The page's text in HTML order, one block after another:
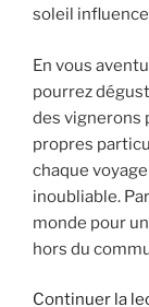
soleil
En vous
pourrez
des vignerons
propres
chaque
inoubliable.
monde pour
hors du
Continuer la